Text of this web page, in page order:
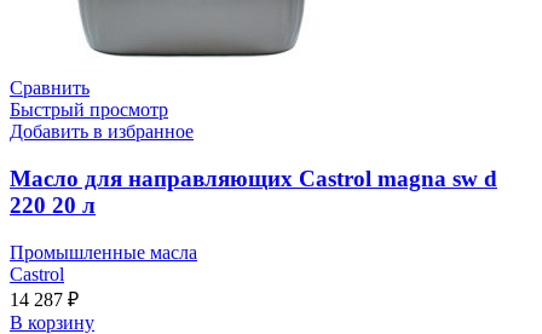
Сравнить
Быстрый просмотр
Добавить в избранное
Масло для направляющих Castrol magna sw d
220 20 л
Промышленные масла
Castrol
14 287 ₽
В корзину